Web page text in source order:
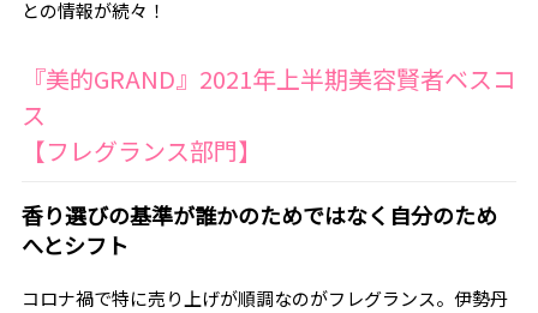
との情報が続々！
『美的GRAND』2021年上半期美容賢者ベスコ
ス
【フレグランス部門】
香り選びの基準が誰かのためではなく自分のため
へとシフト
コロナ禍で特に売り上げが順調なのがフレグランス。伊勢丹